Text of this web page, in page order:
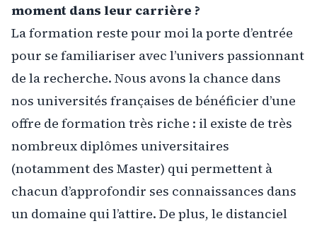
moment dans leur carrière ?
La formation reste pour moi la porte d’entrée
pour se familiariser avec l’univers passionnant
de la recherche. Nous avons la chance dans
nos universités françaises de bénéficier d’une
offre de formation très riche : il existe de très
nombreux diplômes universitaires
(notamment des Master) qui permettent à
chacun d’approfondir ses connaissances dans
un domaine qui l’attire. De plus, le distanciel